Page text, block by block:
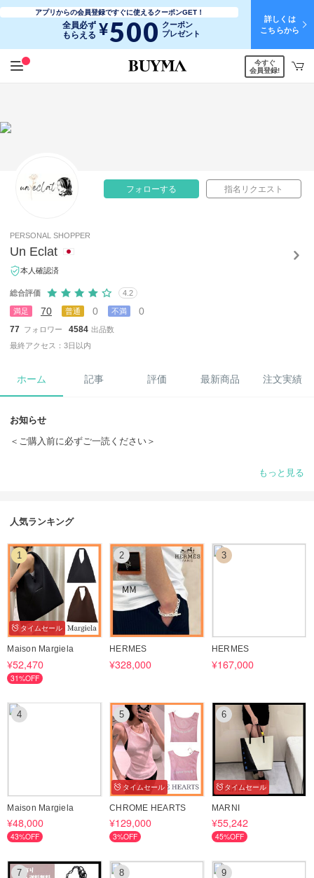
アプリからの会員登録ですぐに使えるクーポンGET！
全員必ず
もらえる ¥500 クーポン
プレゼント
詳しくは
こちらから
今すぐ
会員登録!
フォローする 指名リクエスト
PERSONAL SHOPPER
Un Eclat
本人確認済
総合評価 4.2
満足 70 普通 0 不満 0
77 フォロワー 4584 出品数
最終アクセス：3日以内
ホーム 記事 評価 最新商品 注文実績
お知らせ
＜ご購入前に必ずご一読ください＞
:+. ご購入前に【在庫確認】のご協力をいただいたお客様には、クーポ
新作入荷情報などをいち早くご案内しております♪
◇商品はすべて、直営店・正規ルートにて買付けた「新品・未使用・正
規品」となりますので、どうぞご安心ください。
◇全商品送料無料でお届けいたします。
海外からの発送の場合は、お届けまでにお時間をいただく場合がござい
ます。お急ぎのお客様には【速達便】もご用意しております。ご希望の
際は、ご購入前にお問い合わせください。
ご注文前には、必ず【お取引について】をご一読ください。
その他気になる商品などございましたら、どうぞお気軽にお問い合わせ
ください。
皆さまとの素敵なご縁を、楽しみにお待ちしております。
最後までお読みいただきありがとうございました。
もっと見る
人気ランキング
1
タイムセール
Maison Margiela
¥52,470
31%OFF
2
HERMES
¥328,000
3
HERMES
¥167,000
4
Maison Margiela
¥48,000
43%OFF
5
タイムセール
CHROME HEARTS
¥129,000
3%OFF
6
タイムセール
MARNI
¥55,242
45%OFF
7 8 9